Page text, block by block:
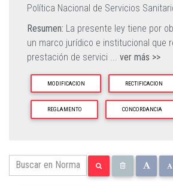
Política Nacional de Servicios
Resumen: La presente ley tiene por
un marco jurídico e institucional que
prestación de servici ... ver más >>
MODIFICACION RECTIFICACION
REGLAMENTO CONCORDANCIA